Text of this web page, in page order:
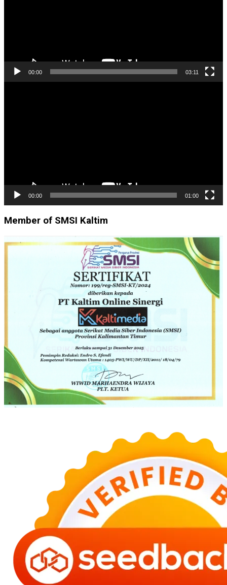
00:00 03:11
00:00 01:00
Member of SMSI Kaltim